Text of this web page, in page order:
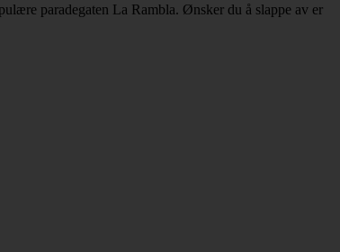
paradegaten La Rambla. Ønsker du å slappe av er